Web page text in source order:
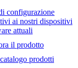
configurazione
ai nostri dispositivi
attuali
il prodotto
prodotti